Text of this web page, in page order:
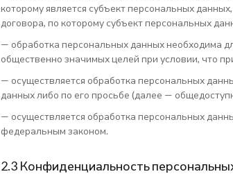
которому является субъект персональных
договора, по которому субъект персональных
— обработка персональных данных необходима
общественно значимых целей при условии, что
— осуществляется обработка персональных
данных либо по его просьбе (далее —
— осуществляется обработка персональных
федеральным законом.
2.3 Конфиденциальность